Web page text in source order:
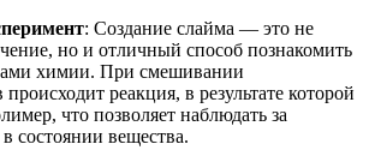
: Создание слайма — это не
но и отличный способ познакомить
химии. При смешивании
реакция, в результате которой
что позволяет наблюдать за
состоянии вещества.